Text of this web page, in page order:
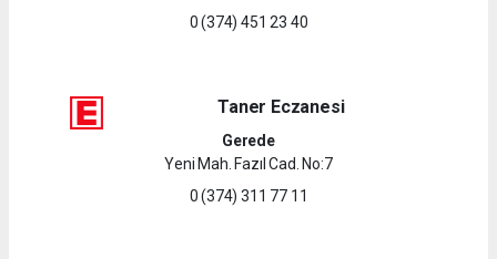
0 (374) 451 23 40
Taner Eczanesi
Gerede
Yeni Mah. Fazıl Cad. No:7
0 (374) 311 77 11